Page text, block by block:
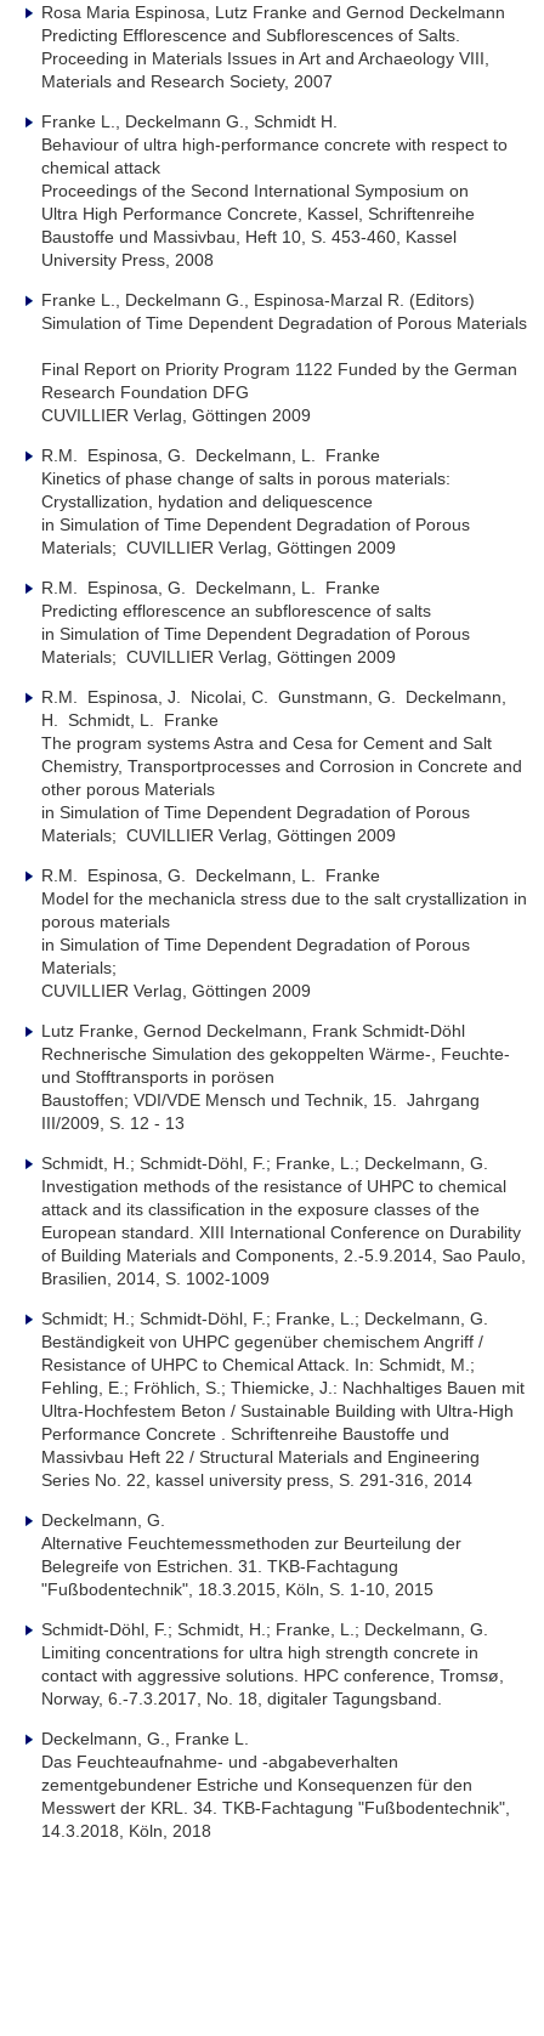
Rosa Maria Espinosa, Lutz Franke and Gernod Deckelmann
Predicting Efflorescence and Subflorescences of Salts.
Proceeding in Materials Issues in Art and Archaeology VIII,
Materials and Research Society, 2007
Franke L., Deckelmann G., Schmidt H.
Behaviour of ultra high-performance concrete with respect to
chemical attack
Proceedings of the Second International Symposium on
Ultra High Performance Concrete, Kassel, Schriftenreihe
Baustoffe und Massivbau, Heft 10, S. 453-460, Kassel
University Press, 2008
Franke L., Deckelmann G., Espinosa-Marzal R. (Editors)
Simulation of Time Dependent Degradation of Porous Materials
Final Report on Priority Program 1122 Funded by the German
Research Foundation DFG
CUVILLIER Verlag, Göttingen 2009
R.M. Espinosa, G. Deckelmann, L. Franke
Kinetics of phase change of salts in porous materials:
Crystallization, hydation and deliquescence
in Simulation of Time Dependent Degradation of Porous
Materials; CUVILLIER Verlag, Göttingen 2009
R.M. Espinosa, G. Deckelmann, L. Franke
Predicting efflorescence an subflorescence of salts
in Simulation of Time Dependent Degradation of Porous
Materials; CUVILLIER Verlag, Göttingen 2009
R.M. Espinosa, J. Nicolai, C. Gunstmann, G. Deckelmann,
H. Schmidt, L. Franke
The program systems Astra and Cesa for Cement and Salt
Chemistry, Transportprocesses and Corrosion in Concrete and
other porous Materials
in Simulation of Time Dependent Degradation of Porous
Materials; CUVILLIER Verlag, Göttingen 2009
R.M. Espinosa, G. Deckelmann, L. Franke
Model for the mechanicla stress due to the salt crystallization in
porous materials
in Simulation of Time Dependent Degradation of Porous
Materials;
CUVILLIER Verlag, Göttingen 2009
Lutz Franke, Gernod Deckelmann, Frank Schmidt-Döhl
Rechnerische Simulation des gekoppelten Wärme-, Feuchte-
und Stofftransports in porösen
Baustoffen; VDI/VDE Mensch und Technik, 15. Jahrgang
III/2009, S. 12 - 13
Schmidt, H.; Schmidt-Döhl, F.; Franke, L.; Deckelmann, G.
Investigation methods of the resistance of UHPC to chemical
attack and its classification in the exposure classes of the
European standard. XIII International Conference on Durability
of Building Materials and Components, 2.-5.9.2014, Sao Paulo,
Brasilien, 2014, S. 1002-1009
Schmidt; H.; Schmidt-Döhl, F.; Franke, L.; Deckelmann, G.
Beständigkeit von UHPC gegenüber chemischem Angriff /
Resistance of UHPC to Chemical Attack. In: Schmidt, M.;
Fehling, E.; Fröhlich, S.; Thiemicke, J.: Nachhaltiges Bauen mit
Ultra-Hochfestem Beton / Sustainable Building with Ultra-High
Performance Concrete . Schriftenreihe Baustoffe und
Massivbau Heft 22 / Structural Materials and Engineering
Series No. 22, kassel university press, S. 291-316, 2014
Deckelmann, G.
Alternative Feuchtemessmethoden zur Beurteilung der
Belegreife von Estrichen. 31. TKB-Fachtagung
"Fußbodentechnik", 18.3.2015, Köln, S. 1-10, 2015
Schmidt-Döhl, F.; Schmidt, H.; Franke, L.; Deckelmann, G.
Limiting concentrations for ultra high strength concrete in
contact with aggressive solutions. HPC conference, Tromsø,
Norway, 6.-7.3.2017, No. 18, digitaler Tagungsband.
Deckelmann, G., Franke L.
Das Feuchteaufnahme- und -abgabeverhalten
zementgebundener Estriche und Konsequenzen für den
Messwert der KRL. 34. TKB-Fachtagung "Fußbodentechnik",
14.3.2018, Köln, 2018